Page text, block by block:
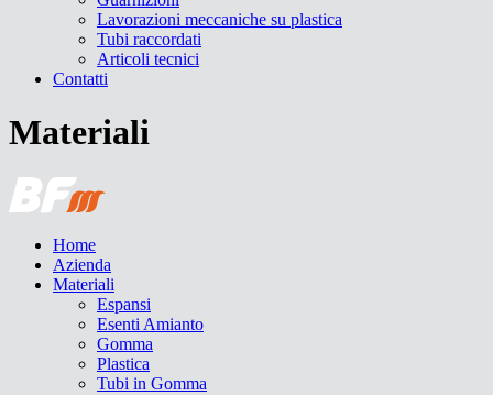
Lavorazioni meccaniche su plastica
Tubi raccordati
Articoli tecnici
Contatti
Materiali
Home
Azienda
Materiali
Espansi
Esenti Amianto
Gomma
Plastica
Tubi in Gomma